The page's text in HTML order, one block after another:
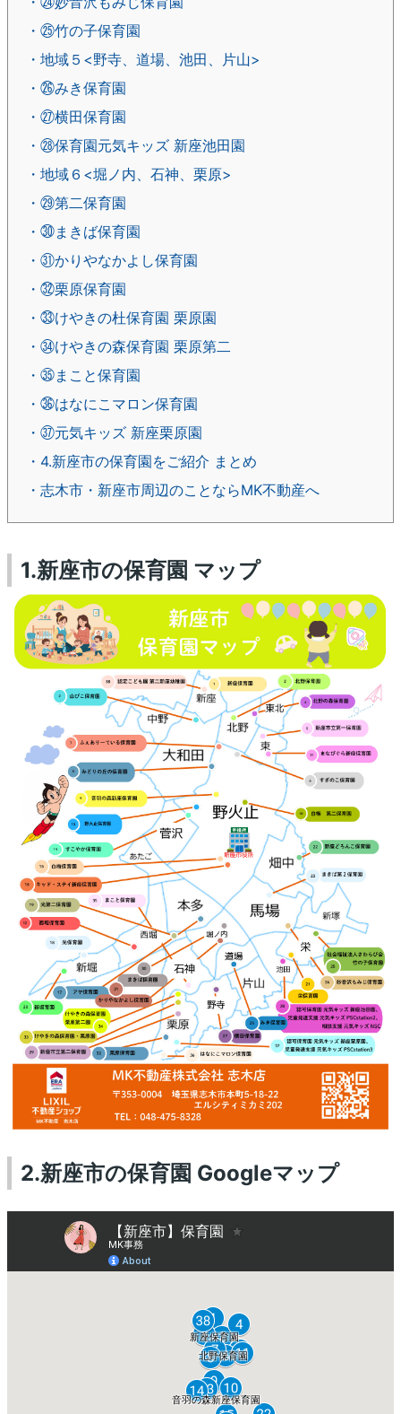
・㉕竹の子保育園
・地域５<野寺、道場、池田、片山>
・㉖みき保育園
・㉗横田保育園
・㉘保育園元気キッズ 新座池田園
・地域６<堀ノ内、石神、栗原>
・㉙第二保育園
・㉚まきば保育園
・㉛かりやなかよし保育園
・㉜栗原保育園
・㉝けやきの杜保育園 栗原園
・㉞けやきの森保育園 栗原第二
・㉟まこと保育園
・㊱はなにこマロン保育園
・㊲元気キッズ 新座栗原園
・4.新座市の保育園をご紹介 まとめ
・志木市・新座市周辺のことならMK不動産へ
1.新座市の保育園 マップ
2.新座市の保育園 Googleマップ